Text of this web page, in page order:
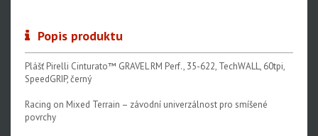
Popis produktu
Plášť Pirelli Cinturato™ GRAVEL RM Perf., 35-622, TechWALL, 60tpi,
SpeedGRIP, černý
Racing on Mixed Terrain – závodní univerzálnost pro smíšené
povrchy